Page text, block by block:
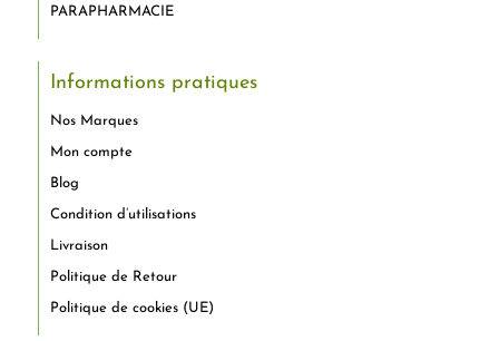
PARAPHARMACIE
Informations pratiques
Nos Marques
Mon compte
Blog
Condition d’utilisations
Livraison
Politique de Retour
Politique de cookies (UE)